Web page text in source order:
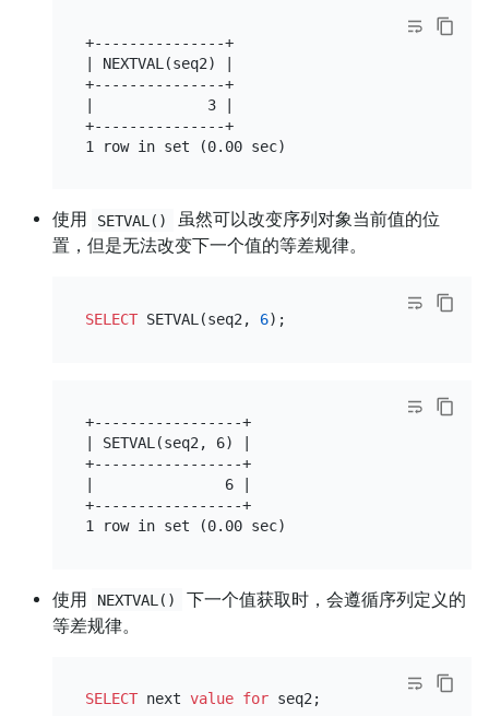
+---------------+
| NEXTVAL(seq2) |
+---------------+
|             3 |
+---------------+
使用 SETVAL()
虽然可以改变序列对象当前值的位
置，但是无法改变下一个值的等差规律。
SELECT SETVAL(seq2, 6
+-----------------+
| SETVAL(seq2, 6) |
+-----------------+
|               6 |
+-----------------+
使用 NEXTVAL()
下一个值获取时，会遵循序列定义的
等差规律。
SELECT next value for